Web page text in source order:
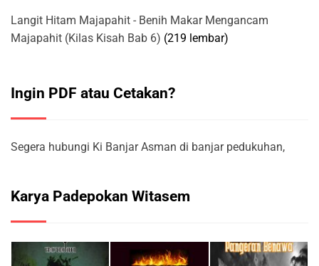
Langit Hitam Majapahit - Benih Makar Mengancam
Majapahit (Kilas Kisah Bab 6) (219 lembar)
Ingin PDF atau Cetakan?
Segera hubungi Ki Banjar Asman di banjar pedukuhan,
Karya Padepokan Witasem